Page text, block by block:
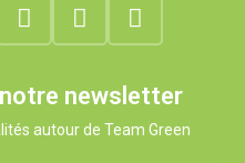
newsletter
autour de Team Green